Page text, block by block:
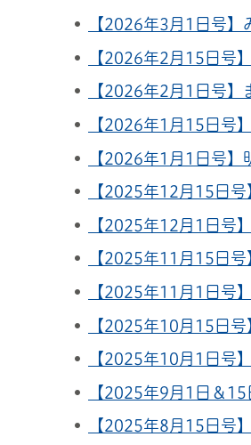
【2026年3月1日号】
【2026年2月15日号
【2026年2月1日号】
【2026年1月15日号
【2026年1月1日号】
【2025年12月15日号
【2025年12月1日号
【2025年11月15日号
【2025年11月1日号
【2025年10月15日号
【2025年10月1日号
【2025年9月1日＆
【2025年8月15日号